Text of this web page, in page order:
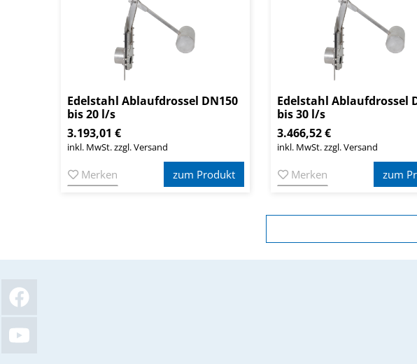
Edelstahl Ablaufdrossel DN150
bis 20 l/s
3.193,01 €
inkl. MwSt. zzgl. Versand
Merken zum Produkt
Edelstahl Ablaufdrossel
bis 30 l/s
3.466,52 €
inkl. MwSt. zzgl. Versand
Merken zum